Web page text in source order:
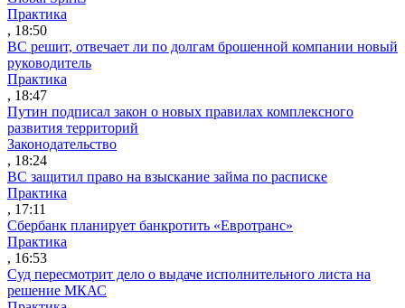
Практика
, 18:50
ВС решит, отвечает ли по долгам брошенной компании новый
руководитель
Практика
, 18:47
Путин подписал закон о новых правилах комплексного
развития территорий
Законодательство
, 18:24
ВС защитил право на взыскание займа по расписке
Практика
, 17:11
Сбербанк планирует банкротить «Евротранс»
Практика
, 16:53
Суд пересмотрит дело о выдаче исполнительного листа на
решение МКАС